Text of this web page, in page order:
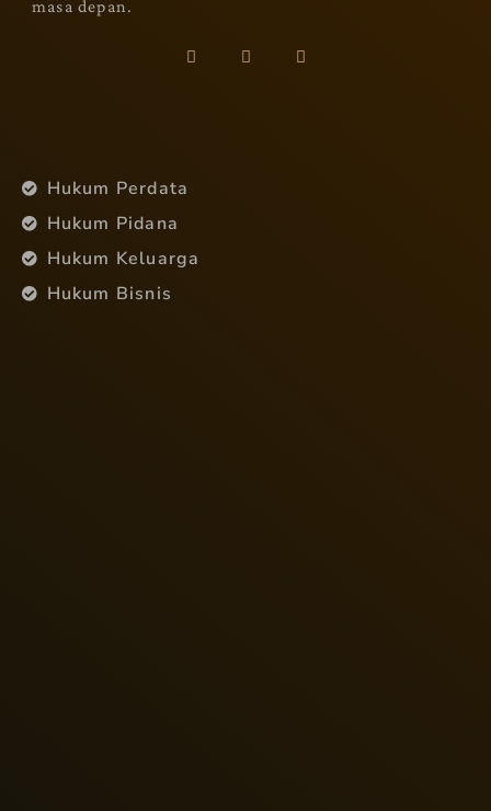
masa depan.
Hukum Perdata
Hukum Pidana
Hukum Keluarga
Hukum Bisnis